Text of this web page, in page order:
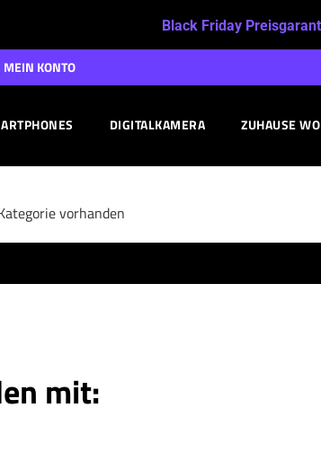
Black Friday
MEIN KONTO
DIGITALKAMERA ZUHAUSE
vorhanden
mit: